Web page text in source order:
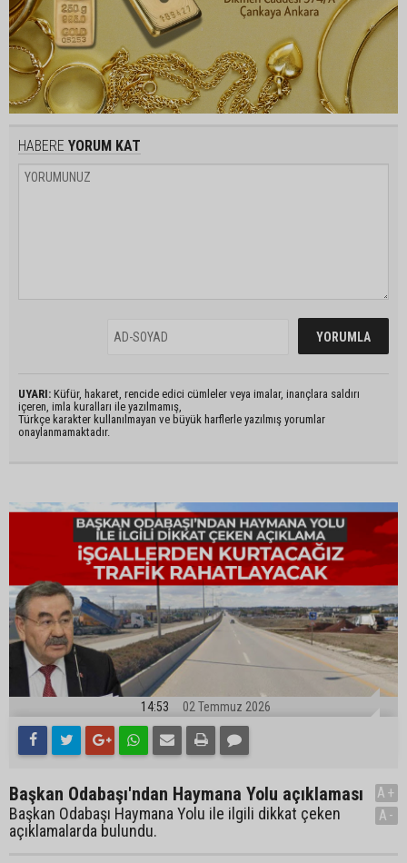
HABERE YORUM KAT
UYARI: Küfür, hakaret, rencide edici cümleler veya imalar, inançlara saldırı
içeren, imla kuralları ile yazılmamış,
Türkçe karakter kullanılmayan ve büyük harflerle yazılmış yorumlar
onaylanmamaktadır.
14:53 02 Temmuz 2026
Başkan Odabaşı'ndan Haymana Yolu açıklaması
Başkan Odabaşı Haymana Yolu ile ilgili dikkat çeken
açıklamalarda bulundu.
A+
A-